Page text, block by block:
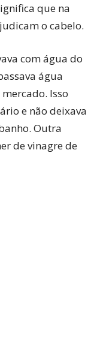
que na
o cabelo.
com água do
água
Isso
e não deixava
Outra
de vinagre de